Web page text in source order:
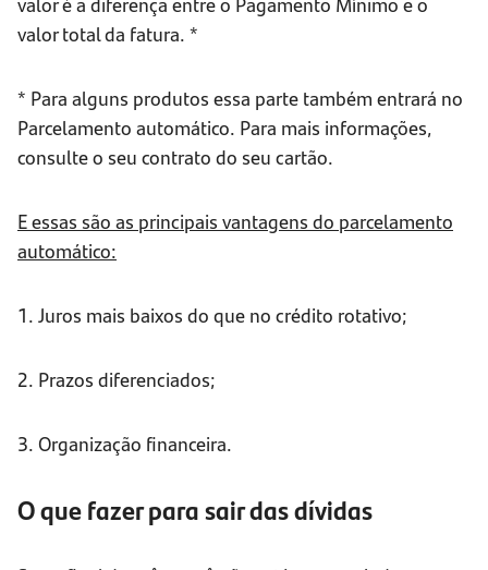
valor total da fatura. *
* Para alguns produtos essa parte também entrará no
Parcelamento automático. Para mais informações,
consulte o seu contrato do seu cartão.
E essas são as principais vantagens do parcelamento
automático:
1. Juros mais baixos do que no crédito rotativo;
2. Prazos diferenciados;
3. Organização financeira.
O que fazer para sair das dívidas